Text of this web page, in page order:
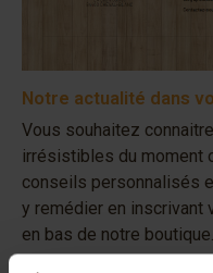
Notre actualité dans
Vous souhaitez
irrésistibles du moment
conseils personnalisés
y remédier en inscrivant
en bas de notre boutique.